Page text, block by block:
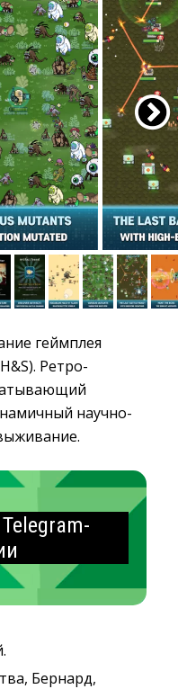
геймплея
Ретро-
научно-
Бернард,